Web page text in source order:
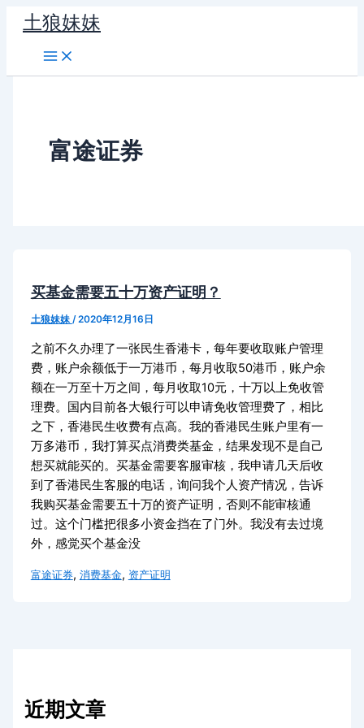
容
土狼妹妹
富途证券
买基金需要五十万资产证明？
土狼妹妹 /2020年12月16日
之前不久办理了一张民生香港卡，每年要收取账户管理
费，账户余额低于一万港币，每月收取50港币，账户余
额在一万至十万之间，每月收取10元，十万以上免收管
理费。国内目前各大银行可以申请免收管理费了，相比
之下，香港民生收费有点高。我的香港民生账户里有一
万多港币，我打算买点消费类基金，结果发现不是自己
想买就能买的。买基金需要客服审核，我申请几天后收
到了香港民生客服的电话，询问我个人资产情况，告诉
我购买基金需要五十万的资产证明，否则不能审核通
过。这个门槛把很多小资金挡在了门外。我没有去过境
外，感觉买个基金没
富途证券, 消费基金, 资产证明
近期文章